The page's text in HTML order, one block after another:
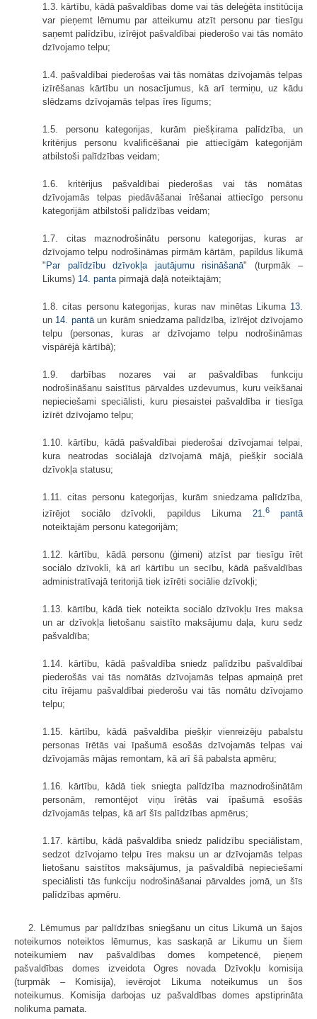
1.3. kārtību, kādā pašvaldības dome vai tās deleģēta institūcija
var pieņemt lēmumu par atteikumu atzīt personu par tiesīgu
saņemt palīdzību, izīrējot pašvaldībai piederošo vai tās nomāto
dzīvojamo telpu;
1.4. pašvaldībai piederošas vai tās nomātas dzīvojamās telpas
izīrēšanas kārtību un nosacījumus, kā arī termiņu, uz kādu
slēdzams dzīvojamās telpas īres līgums;
1.5. personu kategorijas, kurām piešķirama palīdzība, un
kritērijus personu kvalificēšanai pie attiecīgām kategorijām
atbilstoši palīdzības veidam;
1.6. kritērijus pašvaldībai piederošas vai tās nomātas
dzīvojamās telpas piedāvāšanai īrēšanai attiecīgo personu
kategorijām atbilstoši palīdzības veidam;
1.7. citas maznodrošinātu personu kategorijas, kuras ar
dzīvojamo telpu nodrošināmas pirmām kārtām, papildus likumā
"Par palīdzību dzīvokļa jautājumu risināšanā" (turpmāk –
Likums) 14. panta pirmajā daļā noteiktajām;
1.8. citas personu kategorijas, kuras nav minētas Likuma 13.
un 14. pantāun kurām sniedzama palīdzība, izīrējot dzīvojamo
telpu (personas, kuras ar dzīvojamo telpu nodrošināmas
vispārējā kārtībā);
1.9. darbības nozares vai ar pašvaldības funkciju
nodrošināšanu saistītus pārvaldes uzdevumus, kuru veikšanai
nepieciešami speciālisti, kuru piesaistei pašvaldība ir tiesīga
izīrēt dzīvojamo telpu;
1.10. kārtību, kādā pašvaldībai piederošai dzīvojamai telpai,
kura neatrodas sociālajā dzīvojamā mājā, piešķir sociālā
dzīvokļa statusu;
1.11. citas personu kategorijas, kurām sniedzama palīdzība,
izīrējot sociālo dzīvokli, papildus Likuma 21. 6pantā
noteiktajām personu kategorijām;
1.12. kārtību, kādā personu (ģimeni) atzīst par tiesīgu īrēt
sociālo dzīvokli, kā arī kārtību un secību, kādā pašvaldības
administratīvajā teritorijā tiek izīrēti sociālie dzīvokļi;
1.13. kārtību, kādā tiek noteikta sociālo dzīvokļu īres maksa
un ar dzīvokļa lietošanu saistīto maksājumu daļa, kuru sedz
pašvaldība;
1.14. kārtību, kādā pašvaldība sniedz palīdzību pašvaldībai
piederošās vai tās nomātās dzīvojamās telpas apmaiņā pret
citu īrējamu pašvaldībai piederošu vai tās nomātu dzīvojamo
telpu;
1.15. kārtību, kādā pašvaldība piešķir vienreizēju pabalstu
personas īrētās vai īpašumā esošās dzīvojamās telpas vai
dzīvojamās mājas remontam, kā arī šā pabalsta apmēru;
1.16. kārtību, kādā tiek sniegta palīdzība maznodrošinātām
personām, remontējot viņu īrētās vai īpašumā esošās
dzīvojamās telpas, kā arī šīs palīdzības apmērus;
1.17. kārtību, kādā pašvaldība sniedz palīdzību speciālistam,
sedzot dzīvojamo telpu īres maksu un ar dzīvojamās telpas
lietošanu saistītos maksājumus, ja pašvaldībā nepieciešami
speciālisti tās funkciju nodrošināšanai pārvaldes jomā, un šīs
palīdzības apmēru.
2. Lēmumus par palīdzības sniegšanu un citus Likumā un šajos
noteikumos noteiktos lēmumus, kas saskaņā ar Likumu un šiem
noteikumiem nav pašvaldības domes kompetencē, pieņem
pašvaldības domes izveidota Ogres novada Dzīvokļu komisija
(turpmāk – Komisija), ievērojot Likuma noteikumus un šos
noteikumus. Komisija darbojas uz pašvaldības domes apstiprināta
nolikuma pamata.